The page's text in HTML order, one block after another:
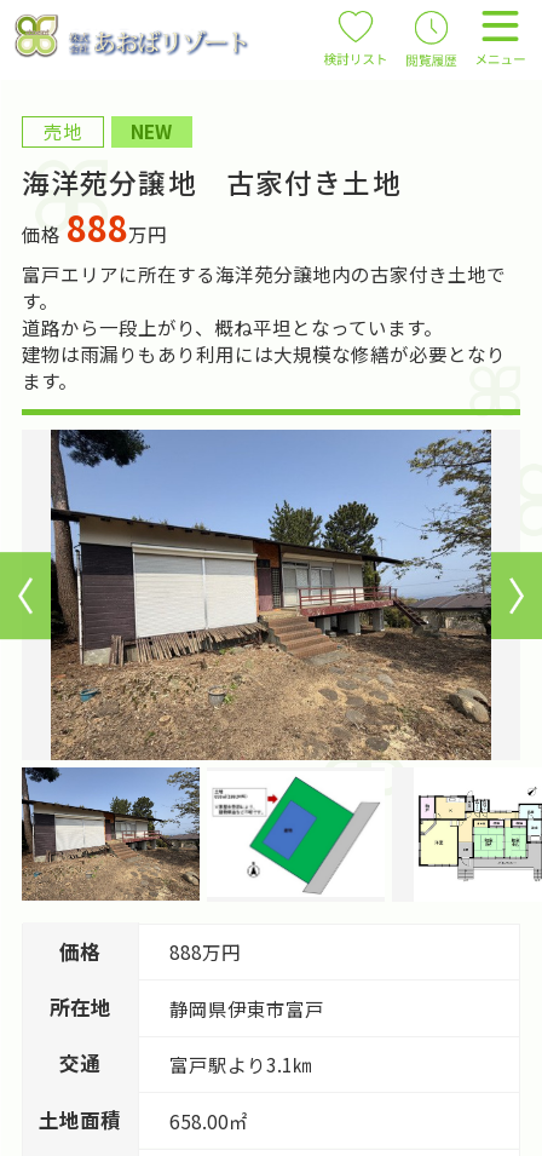
売地 NEW
海洋苑分譲地 古家付き土地
価格 888万円
富戸エリアに所在する海洋苑分譲地内の古家付き土地で
す。
道路から一段上がり、概ね平坦となっています。
建物は雨漏りもあり利用には大規模な修繕が必要となり
ます。
価格 888万円
所在地 静岡県伊東市富戸
交通 富戸駅より3.1㎞
土地面積 658.00㎡